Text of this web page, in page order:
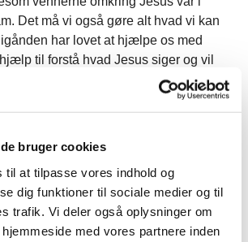
bruger cookies
til at tilpasse vores indhold og
dig funktioner til sociale medier og til
trafik. Vi deler også oplysninger om
med vores partnere inden
Det må vi også gøre alt hvad vi kan
har lovet at hjælpe os med
til forstå hvad Jesus siger og vil
også om at andre omkring os får